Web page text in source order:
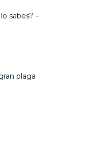
sabes? –
plaga